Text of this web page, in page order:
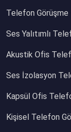
Telefon Görüşme
Ses Yalıtımlı
Akustik Ofis
Ses İzolasyon
Kapsül Ofis
Kişisel Telefon